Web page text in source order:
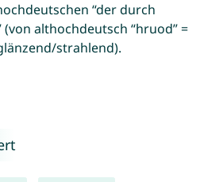
“der durch
(von althochdeutsch “hruod” =
strahlend).